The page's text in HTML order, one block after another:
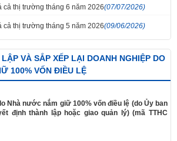
cả thị trường tháng 6 năm 2026(07/07/2026)
cả thị trường tháng 5 năm 2026(09/06/2026)
VÀ SẮP XẾP LẠI DOANH NGHIỆP DO
100% VỐN ĐIỀU LỆ
Nhà nước nắm giữ 100% vốn điều lệ (do Ủy ban
định thành lập hoặc giao quản lý) (mã TTHC